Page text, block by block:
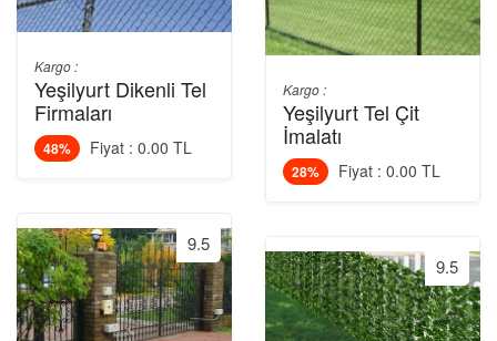
Kargo :
Yeşilyurt Dikenli Tel
Firmaları
48% Fiyat : 0.00 TL
9.5
Kargo :
Yeşilyurt Tel Çit
İmalatı
28% Fiyat : 0.00 TL
9.5